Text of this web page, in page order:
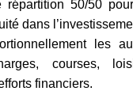
répartition 50/50
dans
les
courses,
financiers.